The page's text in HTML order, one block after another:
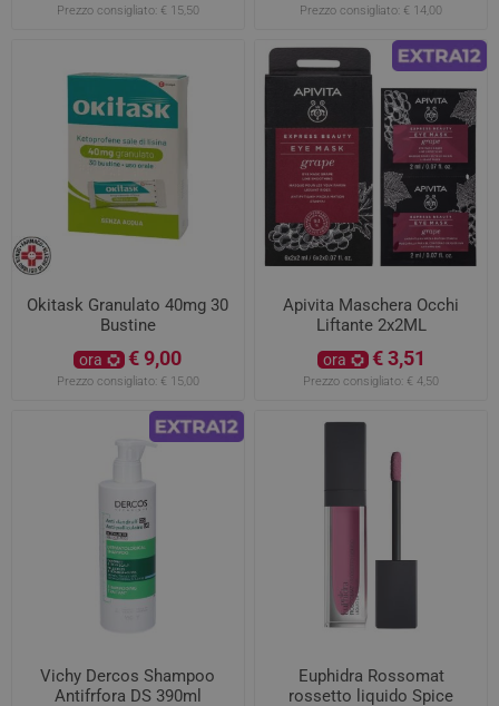
Prezzo consigliato: € 15,50 Prezzo consigliato: € 14,00
Okitask Granulato 40mg 30
Bustine
ora € 9,00
Prezzo consigliato: € 15,00
Apivita Maschera Occhi
Liftante 2x2ML
ora € 3,51
Prezzo consigliato: € 4,50
Vichy Dercos Shampoo
Antifrfora DS 390ml
Euphidra Rossomat
rossetto liquido Spice